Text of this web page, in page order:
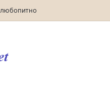
любопитно